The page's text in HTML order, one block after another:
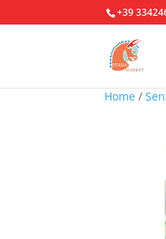
+39
Home /